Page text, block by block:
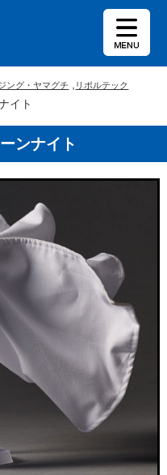
ング・ヤマグチ リボルテック
イト
ンナイト